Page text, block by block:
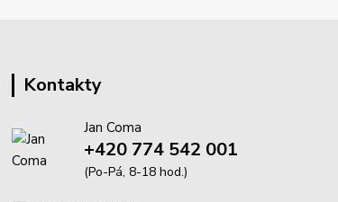
Kontakty
Jan Coma
+420 774 542 001
(Po-Pá, 8-18 hod.)